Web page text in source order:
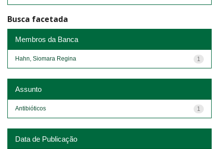
Busca facetada
Membros da Banca
1
Hahn, Siomara Regina
Assunto
1
Antibióticos
Data de Publicação